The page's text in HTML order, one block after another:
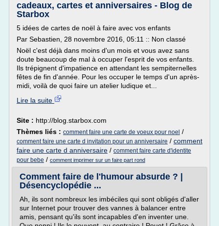
cadeaux, cartes et anniversaires - Blog de
Starbox
5 idées de cartes de noël à faire avec vos enfants
Par Sebastien, 28 novembre 2016, 05:11 :: Non classé
Noël c'est déjà dans moins d'un mois et vous avez sans
doute beaucoup de mal à occuper l'esprit de vos enfants.
Ils trépignent d'impatience en attendant les sempiternelles
fêtes de fin d'année. Pour les occuper le temps d'un après-
midi, voilà de quoi faire un atelier ludique et...
Lire la suite
Site : http://blog.starbox.com
Thèmes liés : comment faire une carte de voeux pour noel /
comment faire une carte d invitation pour un anniversaire / comment
faire une carte d anniversaire / comment faire carte d'identite
pour bebe / comment imprimer sur un faire part rond
Comment faire de l'humour absurde ? |
Désencyclopédie ...
Ah, ils sont nombreux les imbéciles qui sont obligés d'aller
sur Internet pour trouver des vannes à balancer entre
amis, pensant qu'ils sont incapables d'en inventer une.